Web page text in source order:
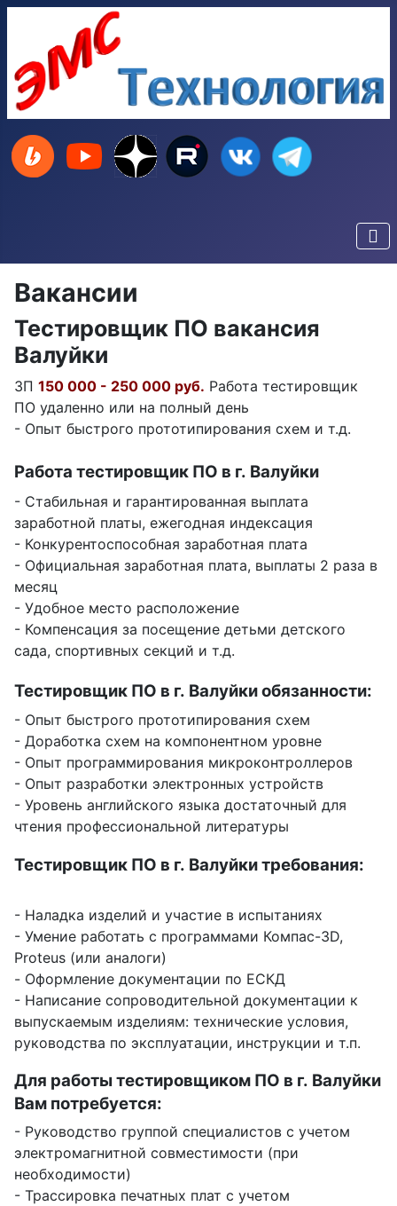
Вакансии
Тестировщик ПО вакансия
Валуйки
ЗП 150 000 - 250 000 руб. Работа тестировщик
ПО удаленно или на полный день
- Опыт быстрого прототипирования схем и т.д.
Работа тестировщик ПО в г. Валуйки
- Стабильная и гарантированная выплата
заработной платы, ежегодная индексация
- Конкурентоспособная заработная плата
- Официальная заработная плата, выплаты 2 раза в
месяц
- Удобное место расположение
- Компенсация за посещение детьми детского
сада, спортивных секций и т.д.
Тестировщик ПО в г. Валуйки обязанности:
- Опыт быстрого прототипирования схем
- Доработка схем на компонентном уровне
- Опыт программирования микроконтроллеров
- Опыт разработки электронных устройств
- Уровень английского языка достаточный для
чтения профессиональной литературы
Тестировщик ПО в г. Валуйки требования:
- Наладка изделий и участие в испытаниях
- Умение работать с программами Компас-3D,
Proteus (или аналоги)
- Оформление документации по ЕСКД
- Написание сопроводительной документации к
выпускаемым изделиям: технические условия,
руководства по эксплуатации, инструкции и т.п.
Для работы тестировщиком ПО в г. Валуйки
Вам потребуется:
- Руководство группой специалистов с учетом
электромагнитной совместимости (при
необходимости)
- Трассировка печатных плат с учетом